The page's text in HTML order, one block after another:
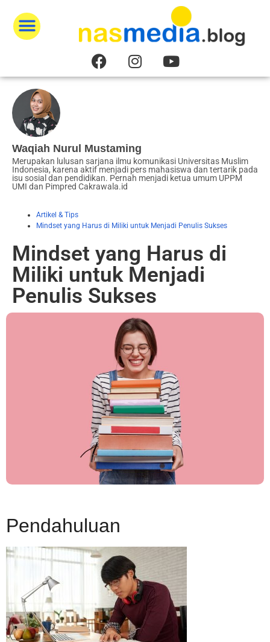
Waqiah Nurul Mustaming
Merupakan lulusan sarjana ilmu komunikasi Universitas Muslim
Indonesia, karena aktif menjadi pers mahasiswa dan tertarik pada
isu sosial dan pendidikan. Pernah menjadi ketua umum UPPM
UMI dan Pimpred Cakrawala.id
Artikel & Tips
Mindset yang Harus di Miliki untuk Menjadi Penulis Sukses
Mindset yang Harus di
Miliki untuk Menjadi
Penulis Sukses
Pendahuluan